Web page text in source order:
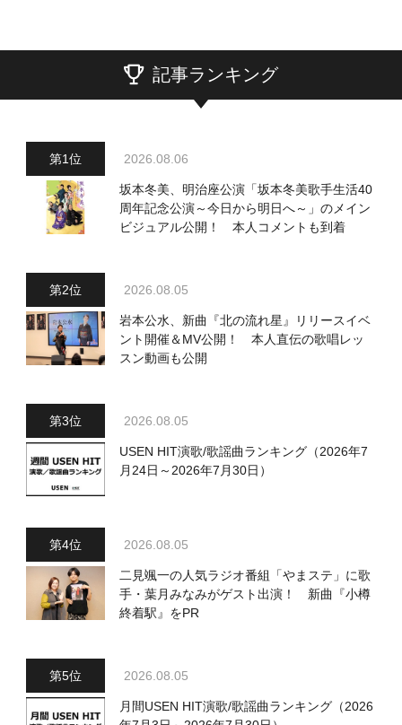
記事ランキング
2026.08.06
坂本冬美、明治座公演「坂本冬美歌手生活40
周年記念公演～今日から明日へ～」のメイン
ビジュアル公開！ 本人コメントも到着
2026.08.05
岩本公水、新曲『北の流れ星』リリースイベ
ント開催＆MV公開！ 本人直伝の歌唱レッ
スン動画も公開
2026.08.05
USEN HIT演歌/歌謡曲ランキング（2026年7
月24日～2026年7月30日）
2026.08.05
二見颯一の人気ラジオ番組「やまステ」に歌
手・葉月みなみがゲスト出演！ 新曲『小樽
終着駅』をPR
2026.08.05
月間USEN HIT演歌/歌謡曲ランキング（2026